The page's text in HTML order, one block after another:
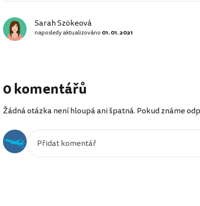
Sarah Szökeová
naposledy aktualizováno 01. 01. 2021
0 komentářů
Žádná otázka není hloupá ani špatná. Pokud známe